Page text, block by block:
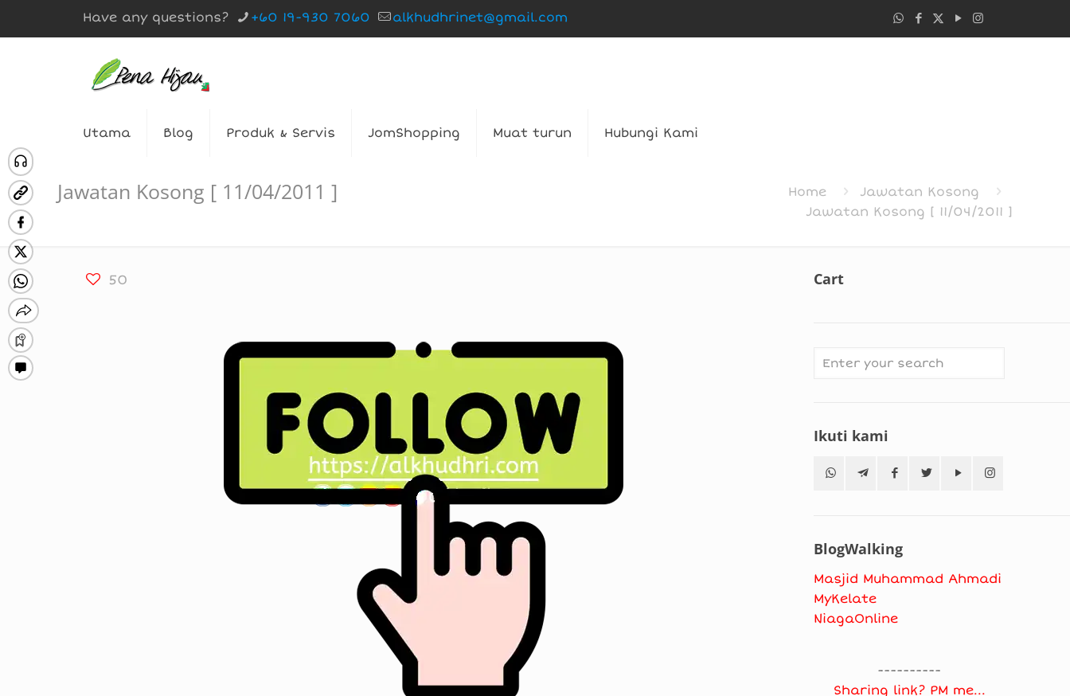
Have any questions? +60 19-930 7060 alkhudhrinet@gmail.com
Utama Blog Produk & Servis JomShopping Muat turun Hubungi Kami
Jawatan Kosong [ 11/04/2011 ] Home
Jawatan Kosong
Jawatan Kosong [ 11/04/2011 ]
50 Cart
Ikuti kami
BlogWalking
Masjid Muhammad Ahmadi
MyKelate
NiagaOnline
----------
Sharing link? PM me...